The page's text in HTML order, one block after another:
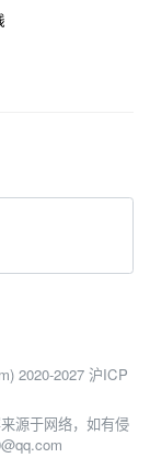
2020-2027 沪ICP
源于网络，如有侵